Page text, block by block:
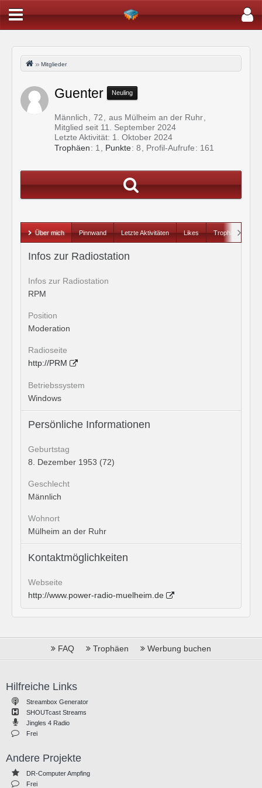
Mitglieder
Guenter Neuling
Männlich 72
aus Mülheim an der Ruhr
Mitglied seit 11. September 2024
Letzte Aktivität: 1. Oktober 2024
Trophäen
1 Punkte 8 Profil-Aufrufe 161
Über mich Pinnwand Letzte Aktivitäten Likes Trophäen
Infos zur Radiostation
Infos zur Radiostation
RPM
Position
Moderation
Radioseite
http://PRM
Betriebssystem
Windows
Persönliche Informationen
Geburtstag
8. Dezember 1953 (72)
Geschlecht
Männlich
Wohnort
Mülheim an der Ruhr
Kontaktmöglichkeiten
Webseite
http://www.power-radio-muelheim.de
FAQ Trophäen Werbung buchen
Hilfreiche Links
Streambox Generator
SHOUTcast Streams
Jingles 4 Radio
Frei
Andere Projekte
DR-Computer Ampfing
Frei